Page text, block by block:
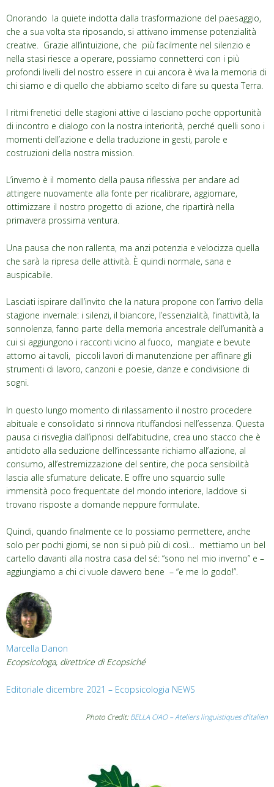
Onorando la quiete indotta dalla trasformazione del paesaggio,
che a sua volta sta riposando, si attivano immense potenzialità
creative. Grazie all’intuizione, che più facilmente nel silenzio e
nella stasi riesce a operare, possiamo connetterci con i più
profondi livelli del nostro essere in cui ancora è viva la memoria di
chi siamo e di quello che abbiamo scelto di fare su questa Terra.
I ritmi frenetici delle stagioni attive ci lasciano poche opportunità
di incontro e dialogo con la nostra interiorità, perché quelli sono i
momenti dell’azione e della traduzione in gesti, parole e
costruzioni della nostra mission.
L’inverno è il momento della pausa riflessiva per andare ad
attingere nuovamente alla fonte per ricalibrare, aggiornare,
ottimizzare il nostro progetto di azione, che ripartirà nella
primavera prossima ventura.
Una pausa che non rallenta, ma anzi potenzia e velocizza quella
che sarà la ripresa delle attività. È quindi normale, sana e
auspicabile.
Lasciati ispirare dall’invito che la natura propone con l’arrivo della
stagione invernale: i silenzi, il biancore, l’essenzialità, l’inattività, la
sonnolenza, fanno parte della memoria ancestrale dell’umanità a
cui si aggiungono i racconti vicino al fuoco, mangiate e bevute
attorno ai tavoli, piccoli lavori di manutenzione per affinare gli
strumenti di lavoro, canzoni e poesie, danze e condivisione di
sogni.
In questo lungo momento di rilassamento il nostro procedere
abituale e consolidato si rinnova rituffandosi nell’essenza. Questa
pausa ci risveglia dall’ipnosi dell’abitudine, crea uno stacco che è
antidoto alla seduzione dell’incessante richiamo all’azione, al
consumo, all’estremizzazione del sentire, che poca sensibilità
lascia alle sfumature delicate. E offre uno squarcio sulle
immensità poco frequentate del mondo interiore, laddove si
trovano risposte a domande neppure formulate.
Quindi, quando finalmente ce lo possiamo permettere, anche
solo per pochi giorni, se non si può più di così… mettiamo un bel
cartello davanti alla nostra casa del sé: “sono nel mio inverno” e –
aggiungiamo a chi ci vuole davvero bene – “e me lo godo!”.
Marcella Danon
Ecopsicologa, direttrice di Ecopsiché
Editoriale dicembre 2021 – Ecopsicologia NEWS
Photo Credit: BELLA CIAO – Ateliers linguistiques d’italien